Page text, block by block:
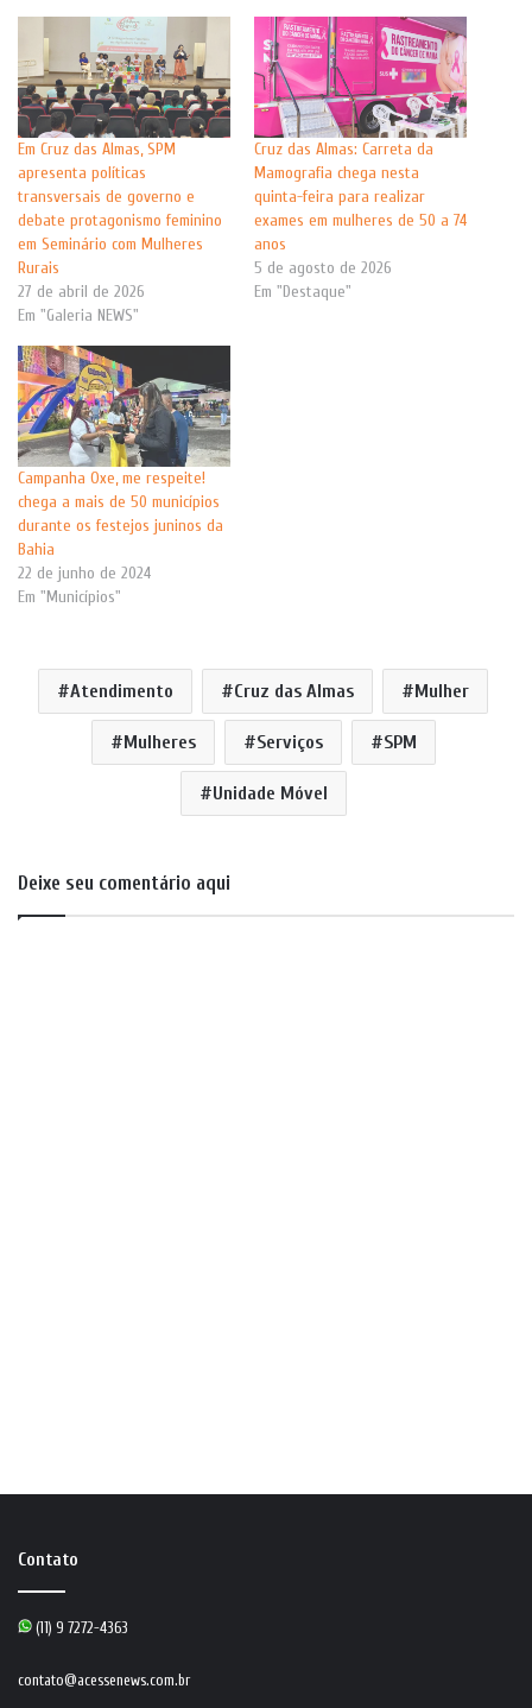
Em Cruz das Almas, SPM
apresenta políticas
transversais de governo e
debate protagonismo feminino
em Seminário com Mulheres
Rurais
27 de abril de 2026
Em "Galeria NEWS"
Cruz das Almas: Carreta da
Mamografia chega nesta
quinta-feira para realizar
exames em mulheres de 50 a 74
anos
5 de agosto de 2026
Em "Destaque"
Campanha Oxe, me respeite!
chega a mais de 50 municípios
durante os festejos juninos da
Bahia
22 de junho de 2024
Em "Municípios"
Atendimento Cruz das Almas Mulher
Mulheres Serviços SPM
Unidade Móvel
Deixe seu comentário aqui
Contato
(11) 9 7272-4363
contato@acessenews.com.br